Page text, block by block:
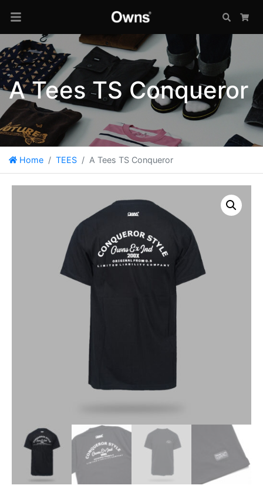
Search
A Tees TS Conqueror
Home TEES A Tees TS Conqueror